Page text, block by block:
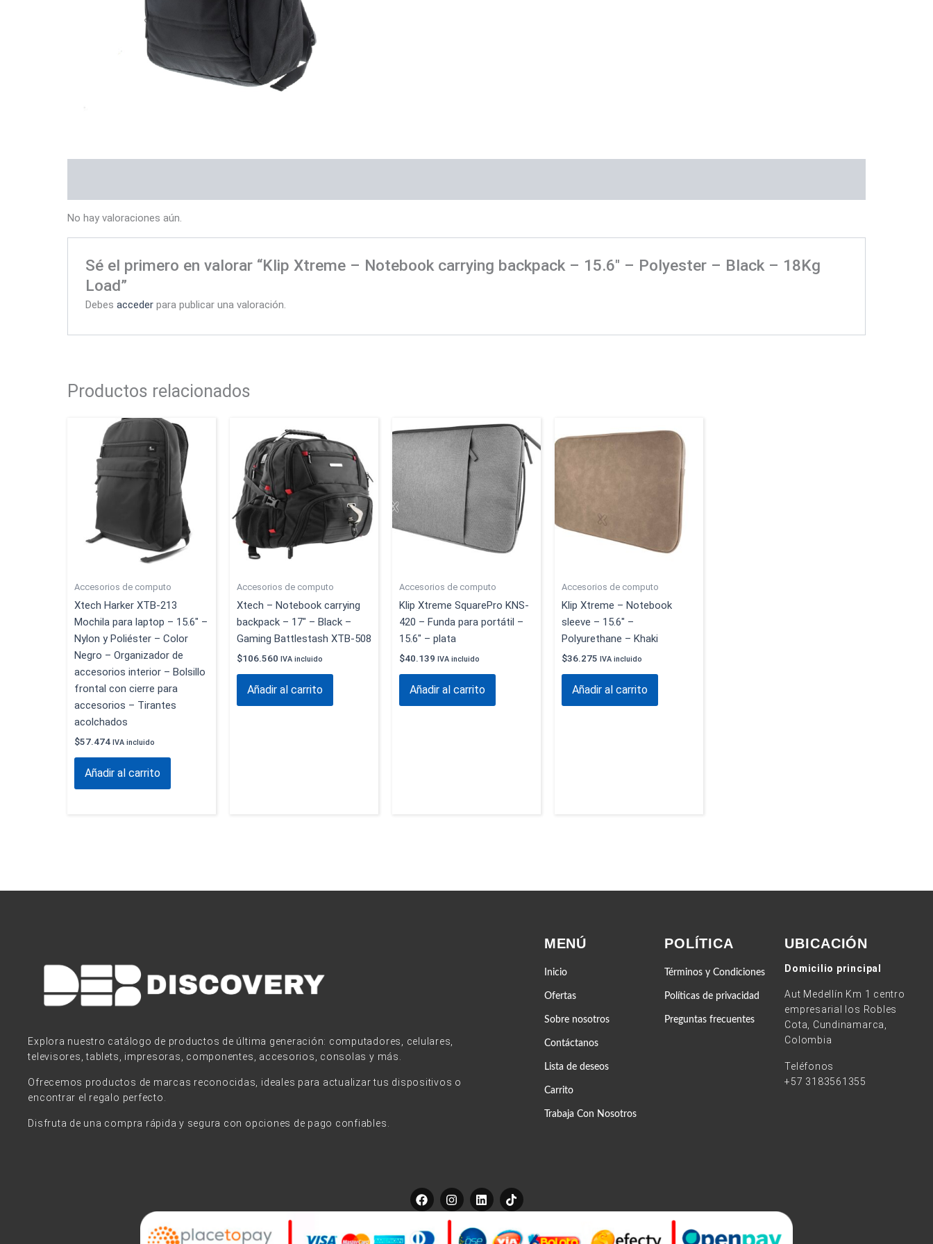
No hay valoraciones aún.
Sé el primero en valorar “Klip Xtreme – Notebook carrying backpack – 15.6″ – Polyester – Black – 18Kg
Load”
Debesacceder para publicar una valoración.
Productos relacionados
Accesorios de computo
Xtech Harker XTB-213
Mochila para laptop – 15.6″ –
Nylon y Poliéster – Color
Negro – Organizador de
accesorios interior – Bolsillo
frontal con cierre para
accesorios – Tirantes
acolchados
$57.474 IVA incluido
Añadir al carrito
Accesorios de computo
Xtech – Notebook carrying
backpack – 17″ – Black –
Gaming Battlestash XTB-508
$106.560 IVA incluido
Añadir al carrito
Accesorios de computo
Klip Xtreme SquarePro KNS-
420 – Funda para portátil –
15.6″ – plata
$40.139 IVA incluido
Añadir al carrito
Accesorios de computo
Klip Xtreme – Notebook
sleeve – 15.6″ –
Polyurethane – Khaki
$36.275 IVA incluido
Añadir al carrito
Explora nuestro catálogo de productos de última generación: computadores, celulares,
televisores, tablets, impresoras, componentes, accesorios, consolas y más.
Ofrecemos productos de marcas reconocidas, ideales para actualizar tus dispositivos o
encontrar el regalo perfecto.
Disfruta de una compra rápida y segura con opciones de pago confiables.
MENÚ
Inicio
Ofertas
Sobre nosotros
Contáctanos
Lista de deseos
Carrito
Trabaja Con Nosotros
POLÍTICA
Términos y Condiciones
Políticas de privacidad
Preguntas frecuentes
UBICACIÓN
Domicilio principal
Aut Medellín Km 1 centro
empresarial los Robles
Cota, Cundinamarca,
Colombia
Teléfonos
+57 3183561355
F
a
e
b
I
n
s
L
i
k
e
T
i
t
o